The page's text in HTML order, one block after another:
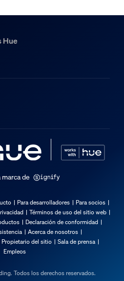
Hue
de
Para desarrolladores
Para socios
Términos de uso del sitio web
Declaración de conformidad
Acerca de nosotros
Propietario del sitio
Sala de prensa
Empleos
Todos los derechos reservados.